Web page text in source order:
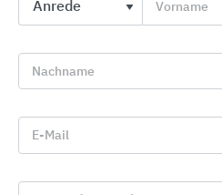
Möbel- und Innenausbau
Vorname
Nachname
E-Mail